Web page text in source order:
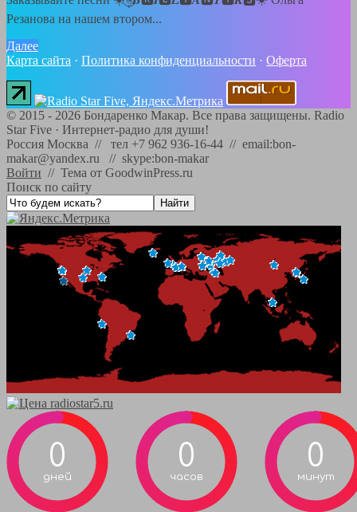
Резанова на нашем втором...
Далее
Карта сайта · Политика конфиденциальности · Оферта
© 2015 - 2026 Бондаренко Макар. Все права защищены. Radio
Star Five · Интернет-радио для души!
Россия Москва // тел +7 962 936-16-44 // email:bon-
makar@yandex.ru // skype:bon-makar
Войти // Тема от GoodwinPress.ru
Поиск по сайту
0
дней
0
часов
0
минут